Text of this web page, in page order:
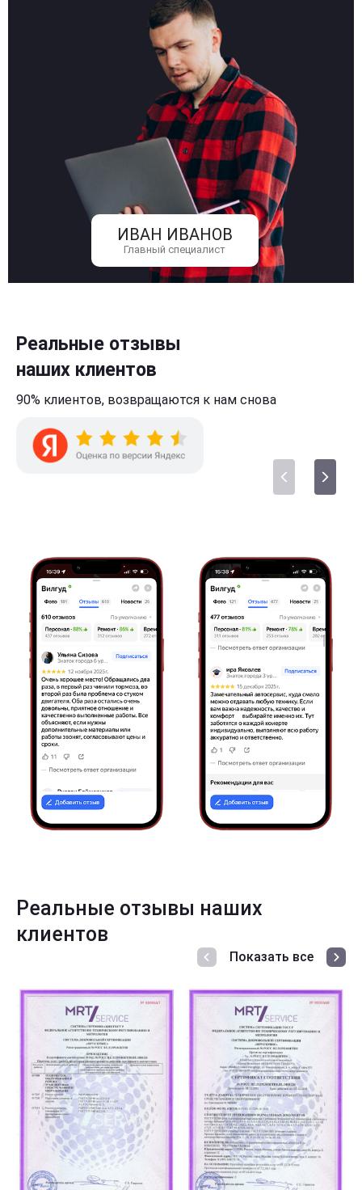
ИВАН ИВАНОВ
Главный специалист
Реальные отзывы
наших клиентов
90% клиентов, возвращаются к нам снова
Реальные отзывы наших
клиентов
Показать все